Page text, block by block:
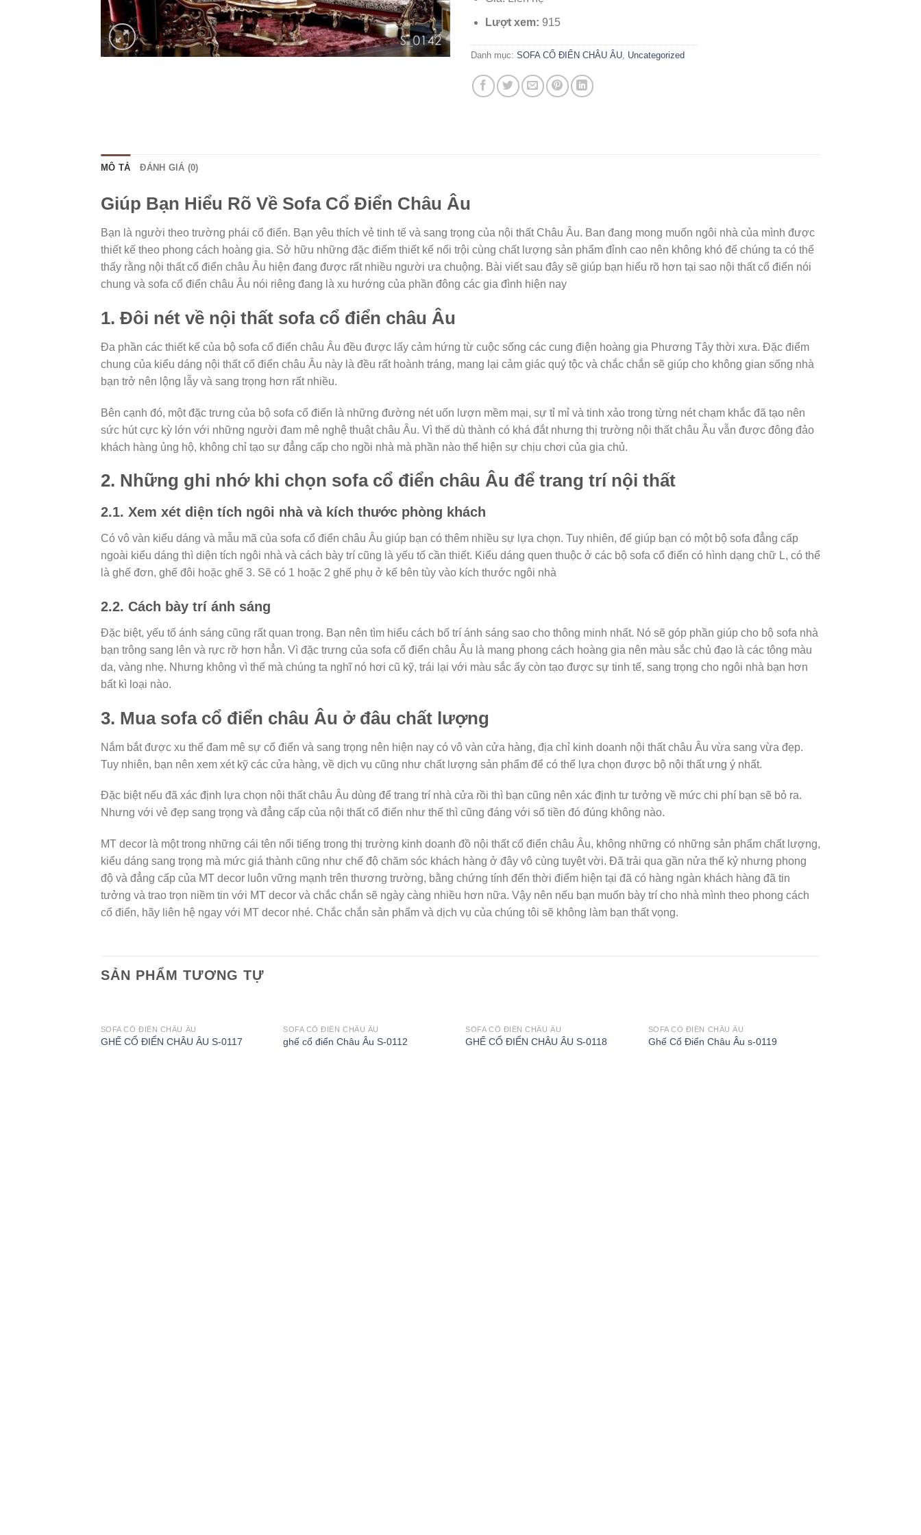
Lượt xem: 915
Danh mục: SOFA CỔ ĐIỂN CHÂU ÂU, Uncategorized
MÔ TẢ ĐÁNH GIÁ (0)
Giúp Bạn Hiểu Rõ Về Sofa Cổ Điển Châu Âu
Bạn là người theo trường phái cổ điển. Bạn yêu thích vẻ tinh tế và sang trọng của nội thất Châu Âu. Ban đang mong muốn ngôi nhà của mình được
thiết kế theo phong cách hoàng gia. Sở hữu những đặc điểm thiết kế nổi trội cùng chất lượng sản phẩm đỉnh cao nên không khó để chúng ta có thể
thấy rằng nội thất cổ điển châu Âu hiện đang được rất nhiều người ưa chuộng. Bài viết sau đây sẽ giúp bạn hiểu rõ hơn tại sao nội thất cổ điển nói
chung và sofa cổ điển châu Âu nói riêng đang là xu hướng của phần đông các gia đình hiện nay
1. Đôi nét về nội thất sofa cổ điển châu Âu
Đa phần các thiết kế của bộ sofa cổ điển châu Âu đều được lấy cảm hứng từ cuộc sống các cung điện hoàng gia Phương Tây thời xưa. Đặc điểm
chung của kiểu dáng nội thất cổ điển châu Âu này là đều rất hoành tráng, mang lại cảm giác quý tộc và chắc chắn sẽ giúp cho không gian sống nhà
bạn trở nên lộng lẫy và sang trọng hơn rất nhiều.
Bên cạnh đó, một đặc trưng của bộ sofa cổ điển là những đường nét uốn lượn mềm mại, sự tỉ mỉ và tinh xảo trong từng nét chạm khắc đã tạo nên
sức hút cực kỳ lớn với những người đam mê nghệ thuật châu Âu. Vì thế dù thành có khá đắt nhưng thị trường nội thất châu Âu vẫn được đông đảo
khách hàng ủng hộ, không chỉ tạo sự đẳng cấp cho ngồi nhà mà phần nào thể hiện sự chịu chơi của gia chủ.
2. Những ghi nhớ khi chọn sofa cổ điển châu Âu để trang trí nội thất
2.1. Xem xét diện tích ngôi nhà và kích thước phòng khách
Có vô vàn kiểu dáng và mẫu mã của sofa cổ điển châu Âu giúp bạn có thêm nhiều sự lựa chọn. Tuy nhiên, để giúp bạn có một bộ sofa đẳng cấp
ngoài kiểu dáng thì diện tích ngôi nhà và cách bày trí cũng là yếu tố cần thiết. Kiểu dáng quen thuộc ở các bộ sofa cổ điển có hình dạng chữ L, có thể
là ghế đơn, ghế đôi hoặc ghế 3. Sẽ có 1 hoặc 2 ghế phụ ở kế bên tùy vào kích thước ngôi nhà
2.2. Cách bày trí ánh sáng
Đặc biệt, yếu tố ánh sáng cũng rất quan trọng. Bạn nên tìm hiểu cách bố trí ánh sáng sao cho thông minh nhất. Nó sẽ góp phần giúp cho bộ sofa nhà
bạn trông sang lên và rực rỡ hơn hẳn. Vì đặc trưng của sofa cổ điển châu Âu là mang phong cách hoàng gia nên màu sắc chủ đạo là các tông màu
da, vàng nhẹ. Nhưng không vì thế mà chúng ta nghĩ nó hơi cũ kỹ, trái lại với màu sắc ấy còn tạo được sự tinh tế, sang trọng cho ngôi nhà bạn hơn
bất kì loại nào.
3. Mua sofa cổ điển châu Âu ở đâu chất lượng
Nắm bắt được xu thế đam mê sự cổ điển và sang trọng nên hiện nay có vô vàn cửa hàng, địa chỉ kinh doanh nội thất châu Âu vừa sang vừa đẹp.
Tuy nhiên, bạn nên xem xét kỹ các cửa hàng, về dịch vụ cũng như chất lượng sản phẩm để có thể lựa chọn được bộ nội thất ưng ý nhất.
Đặc biệt nếu đã xác định lựa chọn nội thất châu Âu dùng để trang trí nhà cửa rồi thì bạn cũng nên xác định tư tưởng về mức chi phí bạn sẽ bỏ ra.
Nhưng với vẻ đẹp sang trọng và đẳng cấp của nội thất cổ điển như thế thì cũng đáng với số tiền đó đúng không nào.
MT decor là một trong những cái tên nổi tiếng trong thị trường kinh doanh đồ nội thất cổ điển châu Âu, không những có những sản phẩm chất lượng,
kiểu dáng sang trọng mà mức giá thành cũng như chế độ chăm sóc khách hàng ở đây vô cùng tuyệt vời. Đã trải qua gần nửa thế kỷ nhưng phong
độ và đẳng cấp của MT decor luôn vững mạnh trên thương trường, bằng chứng tính đến thời điểm hiện tại đã có hàng ngàn khách hàng đã tin
tưởng và trao trọn niềm tin với MT decor và chắc chắn sẽ ngày càng nhiều hơn nữa. Vậy nên nếu bạn muốn bày trí cho nhà mình theo phong cách
cổ điển, hãy liên hệ ngay với MT decor nhé. Chắc chắn sản phẩm và dịch vụ của chúng tôi sẽ không làm bạn thất vọng.
SẢN PHẨM TƯƠNG TỰ
SOFA CỔ ĐIỂN CHÂU ÂU
GHẾ CỔ ĐIỂN CHÂU ÂU S-0117
SOFA CỔ ĐIỂN CHÂU ÂU
ghế cổ điển Châu Âu S-0112
SOFA CỔ ĐIỂN CHÂU ÂU
GHẾ CỔ ĐIỂN CHÂU ÂU S-0118
SOFA CỔ ĐIỂN CHÂU ÂU
Ghế Cổ Điển Châu Âu s-0119